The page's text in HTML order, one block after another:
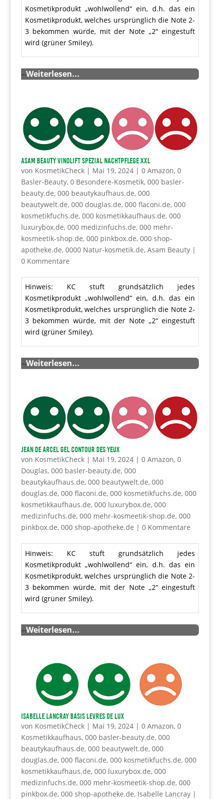
Kosmetikprodukt „wohlwollend“ ein, d.h. das ein
Kosmetikprodukt, welches ursprünglich die Note 2-
3 bekommen würde, mit der Note „2“ eingestuft
wird (grüner Smiley).
…Weiterlesen...
ASAM BEAUTY Vinolift Spezial Nachtpflege XXL
von KosmetikCheck| Mai 19, 2024| 0 Amazon, 0
Basler-Beauty, 0 Besondere-Kosmetik, 000 basler-
beauty.de, 000 beautykaufhaus.de, 000
beautywelt.de, 000 douglas.de, 000 flaconi.de, 000
kosmetikfuchs.de, 000 kosmetikkaufhaus.de, 000
luxurybox.de, 000 medizinfuchs.de, 000 mehr-
kosmeetik-shop.de, 000 pinkbox.de, 000 shop-
apotheke.de, 0000 Natur-kosmetik.de, Asam Beauty|
0 Kommentare
Hinweis: KC stuft grundsätzlich jedes
Kosmetikprodukt „wohlwollend“ ein, d.h. das ein
Kosmetikprodukt, welches ursprünglich die Note 2-
3 bekommen würde, mit der Note „2“ eingestuft
wird (grüner Smiley).
…Weiterlesen...
JEAN DE ARCEL Gel Contour des yeux
von KosmetikCheck| Mai 19, 2024| 0 Amazon, 0
Douglas, 000 basler-beauty.de, 000
beautykaufhaus.de, 000 beautywelt.de, 000
douglas.de, 000 flaconi.de, 000 kosmetikfuchs.de, 000
kosmetikkaufhaus.de, 000 luxurybox.de, 000
medizinfuchs.de, 000 mehr-kosmeetik-shop.de, 000
pinkbox.de, 000 shop-apotheke.de | 0 Kommentare
Hinweis: KC stuft grundsätzlich jedes
Kosmetikprodukt „wohlwollend“ ein, d.h. das ein
Kosmetikprodukt, welches ursprünglich die Note 2-
3 bekommen würde, mit der Note „2“ eingestuft
wird (grüner Smiley).
…Weiterlesen...
Isabelle Lancray Basis levres de Lux
von KosmetikCheck| Mai 19, 2024| 0 Amazon, 0
Kosmetikkaufhaus, 000 basler-beauty.de, 000
beautykaufhaus.de, 000 beautywelt.de, 000
douglas.de, 000 flaconi.de, 000 kosmetikfuchs.de, 000
kosmetikkaufhaus.de, 000 luxurybox.de, 000
medizinfuchs.de, 000 mehr-kosmeetik-shop.de, 000
pinkbox.de, 000 shop-apotheke.de, Isabelle Lancray|